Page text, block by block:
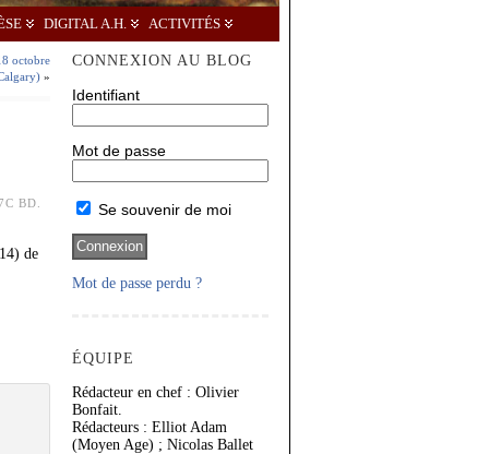
DIGITAL A.H. ACTIVITÉS
octobre
»
BD.
de
CONNEXION AU BLOG
Identifiant
Mot de passe
Se souvenir de moi
Mot de passe perdu ?
ÉQUIPE
Rédacteur en chef : Olivier
Bonfait.
Rédacteurs : Elliot Adam
(Moyen Age) ; Nicolas Ballet